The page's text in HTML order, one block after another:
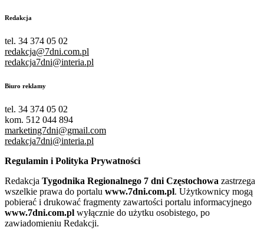
Redakcja
tel. 34 374 05 02
redakcja@7dni.com.pl
redakcja7dni@interia.pl
Biuro reklamy
tel. 34 374 05 02
kom. 512 044 894
marketing7dni@gmail.com
redakcja7dni@interia.pl
Regulamin i Polityka Prywatności
Redakcja Tygodnika Regionalnego 7 dni Częstochowa zastrzega
wszelkie prawa do portalu www.7dni.com.pl. Użytkownicy mogą
pobierać i drukować fragmenty zawartości portalu informacyjnego
www.7dni.com.pl wyłącznie do użytku osobistego, po
zawiadomieniu Redakcji.